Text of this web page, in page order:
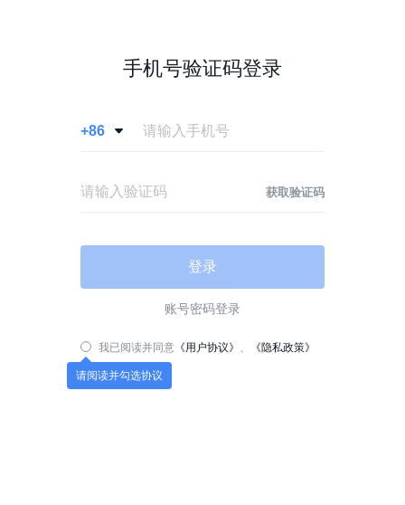
手机号验证码登录
+86 
获取验证码
登录
账号密码登录
我已阅读并同意 《用户协议》 《隐私政策》
请阅读并勾选协议